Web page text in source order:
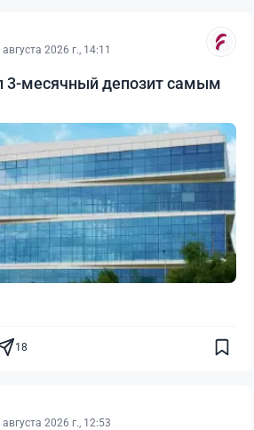
августа 2026 г., 14:11
3-месячный депозит самым
18
августа 2026 г., 12:53